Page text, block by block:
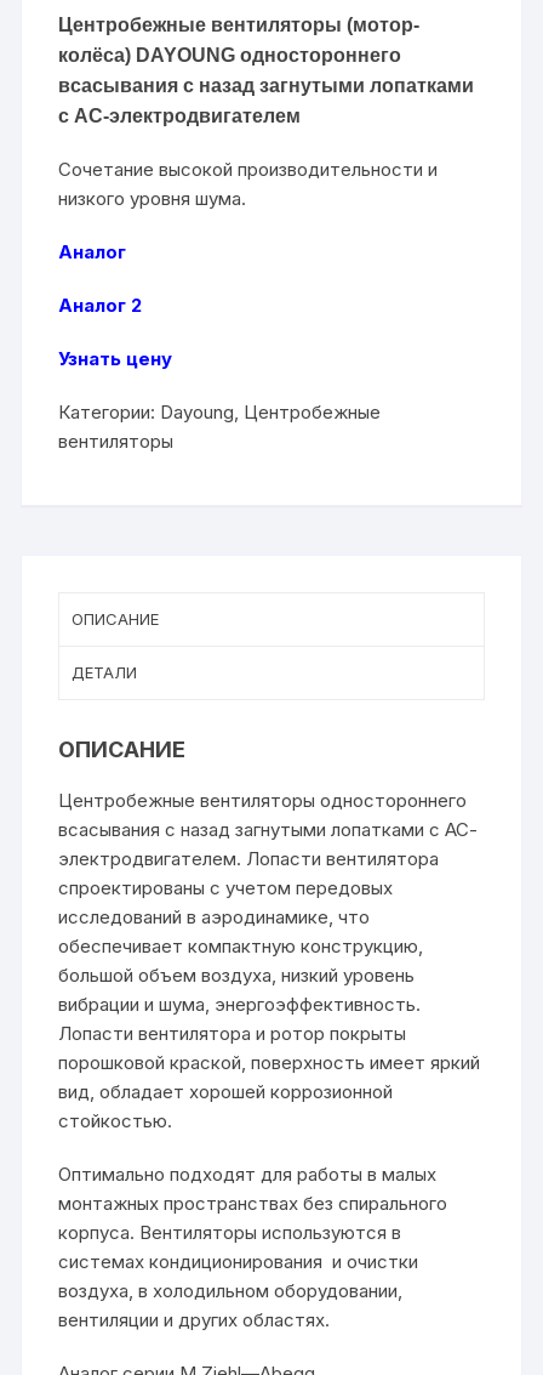
Центробежные вентиляторы (мотор-
колёса) DAYOUNG одностороннего
всасывания с назад загнутыми лопатками
с АС-электродвигателем
Сочетание высокой производительности и
низкого уровня шума.
Аналог
Аналог 2
Узнать цену
Категории: Dayoung, Центробежные
вентиляторы
ОПИСАНИЕ
ДЕТАЛИ
ОПИСАНИЕ
Центробежные вентиляторы одностороннего
всасывания с назад загнутыми лопатками с АС-
электродвигателем. Лопасти вентилятора
спроектированы с учетом передовых
исследований в аэродинамике, что
обеспечивает компактную конструкцию,
большой объем воздуха, низкий уровень
вибрации и шума, энергоэффективность.
Лопасти вентилятора и ротор покрыты
порошковой краской, поверхность имеет яркий
вид, обладает хорошей коррозионной
стойкостью.
Оптимально подходят для работы в малых
монтажных пространствах без спирального
корпуса. Вентиляторы используются в
системах кондиционирования и очистки
воздуха, в холодильном оборудовании,
вентиляции и других областях.